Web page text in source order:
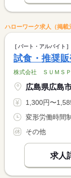
ハローワーク求人（掲載
パート・アルバイト
試食・推奨販
株式会社 ＳＵＭＳＰ
広島県広島
1,300円〜1,585円 ※フルタ
その他
求人